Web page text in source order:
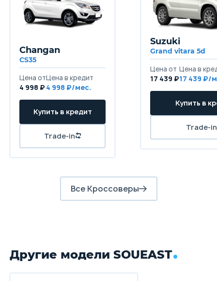
Независимая, типа Макферсон
Независимая, многорычажная
Передние тормоза
Дисковые вентилируемые
Changan
CS35
Цена от
4 998 ₽
Цена в кредит
4 998 ₽/мес.
Купить в кредит
Trade-in
Suzuki
Grand vitara 5d
Цена от
17 439 ₽
Цена в
17 439 ₽/
Купить в
Trade-in
Все Кроссоверы
Другие модели SOUEAST